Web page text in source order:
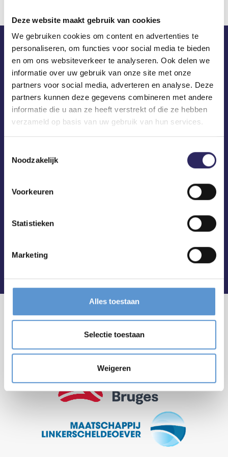
Deze website maakt gebruik van cookies
We gebruiken cookies om content en advertenties te
personaliseren, om functies voor social media te bieden
en om ons websiteverkeer te analyseren. Ook delen we
informatie over uw gebruik van onze site met onze
partners voor social media, adverteren en analyse. Deze
partners kunnen deze gegevens combineren met andere
informatie die u aan ze heeft verstrekt of die ze hebben
verzameld op basis van uw gebruik van hun services.
Noodzakelijk
Voorkeuren
Statistieken
Marketing
Alles toestaan
Selectie toestaan
Weigeren
ECA in je mailbox?